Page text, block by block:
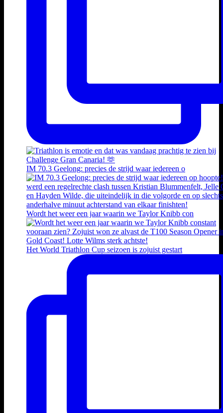
IM 70.3 Geelong: precies de strijd waar iedereen o
Wordt het weer een jaar waarin we Taylor Knibb con
Het World Triathlon Cup seizoen is zojuist gestart